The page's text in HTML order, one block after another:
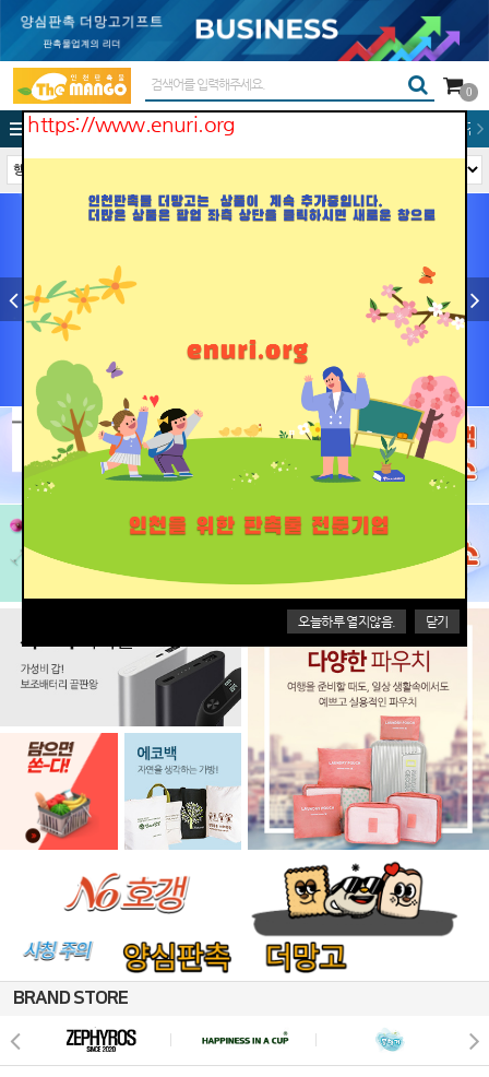
0
굿즈제작 양심판촉 우산 수건
https://www.enuri.org
오늘하루 열지않음. 닫기
BRAND STORE